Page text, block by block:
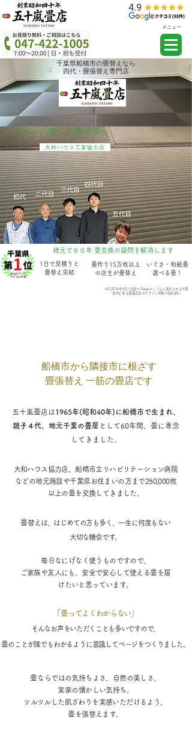
メニュー
千葉県船橋市の畳替えなら
四代・畳張替え専門店
やすらぐ​ 癒しの和空間へ​
大和ハウス工業協力店
​地元で６０年 畳交換の疑問を解消します
1日で見積りと
畳替え完結
畳作り15万枚以上
の店主が畳替え
いぐさ・和紙畳
​選べる畳！
※①2026年5月1日調べ:Googleマップ上に表示される千葉
県内にある畳販売店のクチコミ件数※自社調べ
船橋市から隣接市に根ざす
畳張替え 一筋の畳店です
五十嵐畳店は 1965年(昭和40年)に船橋市で生まれ、
親子４代、地元千葉の畳屋 として60年間、畳に専念
してきました。
大和ハウス協力店、船橋市立リハビリテーション病院
などの地元施設 や千葉県お住まいの方まで250,000枚
以上の畳を交換してきました。
​畳替えは、はじめての方も多く、一生に何度もない
大切な機会です。
​毎日なにげなく使うものですので、
ご家族や友人にも、安全で安心して使える畳を届
けたいと思っています。
「畳ってよくわからない」
そんなお声をいただくことも多いですので、
畳のことが誰でもわかるように意識してページをつくりました。
​畳ならではの気持ちよさ、自然の美しさ。
​実家の懐かしい気持ち。
ツルツルした肌ざわりを実感いただけるよう、
畳を張替えます。